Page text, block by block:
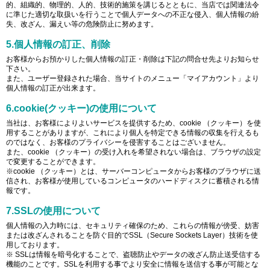
的、組織的、物理的、人的、技術的施策を講じるとともに、当店では関連法令
に準じた適切な取扱いを行うことで個人データへの不正な侵入、個人情報の紛
失、改ざん、漏えい等の危険防止に努めます。
5.個人情報の訂正、削除
お客様からお預かりした個人情報の訂正・削除は下記の問合せ先よりお知らせ
下さい。
また、ユーザー登録された場合、当サイトのメニュー「マイアカウント」より
個人情報の訂正が出来ます。
6.cookie(クッキー)の使用について
当社は、お客様によりよいサービスを提供するため、cookie （クッキー）を使
用することがありますが、これにより個人を特定できる情報の収集を行えるも
のではなく、お客様のプライバシーを侵害することはございません。
また、cookie （クッキー）の受け入れを希望されない場合は、ブラウザの設定
で変更することができます。
※cookie （クッキー）とは、サーバーコンピュータからお客様のブラウザに送
信され、お客様が使用しているコンピュータのハードディスクに蓄積される情
報です。
7.SSLの使用について
個人情報の入力時には、セキュリティ確保のため、これらの情報が傍受、妨害
または改ざんされることを防ぐ目的でSSL（Secure Sockets Layer）技術を使
用しております。
※ SSLは情報を暗号化することで、盗聴防止やデータの改ざん防止送受信する
機能のことです。SSLを利用する事でより安全に情報を送信する事が可能とな